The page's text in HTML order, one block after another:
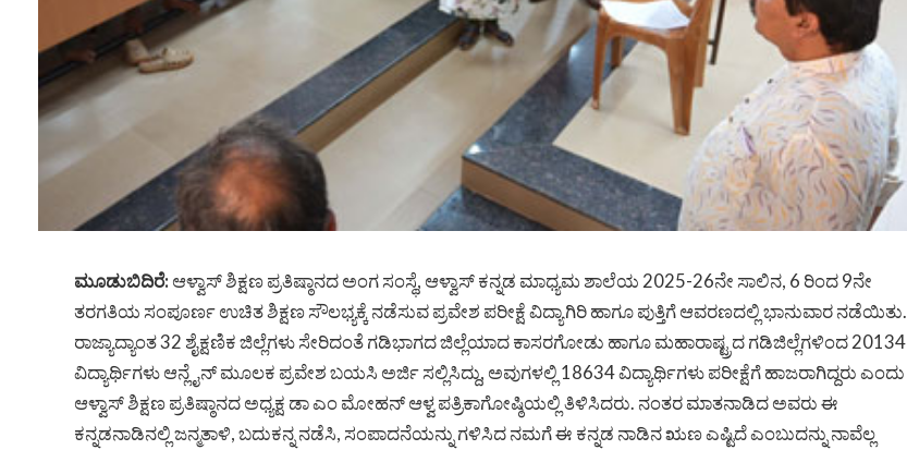
ಮೂಡುಬಿದಿರೆ: ಆಳ್ವಾಸ್ ಶಿಕ್ಷಣ ಪ್ರತಿಷ್ಠಾನದ ಅಂಗ ಸಂಸ್ಥೆ, ಆಳ್ವಾಸ್ ಕನ್ನಡ ಮಾಧ್ಯಮ ಶಾಲೆಯ 2025-26ನೇ ಸಾಲಿನ, 6 ರಿಂದ 9ನೇ
ತರಗತಿಯ ಸಂಪೂರ್ಣ ಉಚಿತ ಶಿಕ್ಷಣ ಸೌಲಭ್ಯಕ್ಕೆ ನಡೆಸುವ ಪ್ರವೇಶ ಪರೀಕ್ಷೆ ವಿದ್ಯಾಗಿರಿ ಹಾಗೂ ಪುತ್ತಿಗೆ ಆವರಣದಲ್ಲಿ ಭಾನುವಾರ ನಡೆಯಿತು.
ರಾಜ್ಯಾದ್ಯಾಂತ 32 ಶೈಕ್ಷಣಿಕ ಜಿಲ್ಲೆಗಳು ಸೇರಿದಂತೆ ಗಡಿಭಾಗದ ಜಿಲ್ಲೆಯಾದ ಕಾಸರಗೋಡು ಹಾಗೂ ಮಹಾರಾಷ್ಟ್ರದ ಗಡಿಜಿಲ್ಲೆಗಳಿಂದ 20134
ವಿದ್ಯಾರ್ಥಿಗಳು ಆನ್ಲೈನ್ ಮೂಲಕ ಪ್ರವೇಶ ಬಯಸಿ ಅರ್ಜಿ ಸಲ್ಲಿಸಿದ್ದು, ಅವುಗಳಲ್ಲಿ 18634 ವಿದ್ಯಾರ್ಥಿಗಳು ಪರೀಕ್ಷೆಗೆ ಹಾಜರಾಗಿದ್ದರು ಎಂದು
ಆಳ್ವಾಸ್ ಶಿಕ್ಷಣ ಪ್ರತಿಷ್ಠಾನದ ಅಧ್ಯಕ್ಷ ಡಾ ಎಂ ಮೋಹನ್ ಆಳ್ವ ಪತ್ರಿಕಾಗೋಷ್ಠಿಯಲ್ಲಿ ತಿಳಿಸಿದರು. ನಂತರ ಮಾತನಾಡಿದ ಅವರು ಈ
ಕನ್ನಡನಾಡಿನಲ್ಲಿ ಜನ್ಮತಾಳಿ, ಬದುಕನ್ನ ನಡೆಸಿ, ಸಂಪಾದನೆಯನ್ನು ಗಳಿಸಿದ ನಮಗೆ ಈ ಕನ್ನಡ ನಾಡಿನ ಋಣ ಎಷ್ಟಿದೆ ಎಂಬುದನ್ನು ನಾವೆಲ್ಲ